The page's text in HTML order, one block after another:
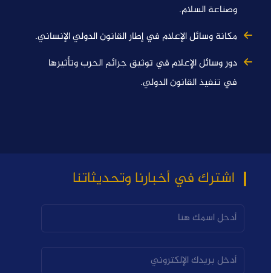
وصناعة السلام.
مكانة وسائل الإعلام في إطار القانون الدولي الإنساني.
دور وسائل الإعلام في توثيق جرائم الحرب وتأثيرها
في تنفيذ القانون الدولي.
اشترك في أخبارنا وتحديثاتنا